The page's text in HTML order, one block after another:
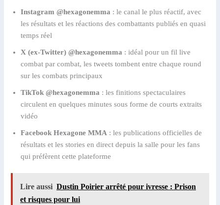
Instagram @hexagonemma : le canal le plus réactif, avec
les résultats et les réactions des combattants publiés en quasi
temps réel
X (ex-Twitter) @hexagonemma : idéal pour un fil live
combat par combat, les tweets tombent entre chaque round
sur les combats principaux
TikTok @hexagonemma : les finitions spectaculaires
circulent en quelques minutes sous forme de courts extraits
vidéo
Facebook Hexagone MMA : les publications officielles de
résultats et les stories en direct depuis la salle pour les fans
qui préfèrent cette plateforme
Lire aussi Dustin Poirier arrêté pour ivresse : Prison
et risques pour lui